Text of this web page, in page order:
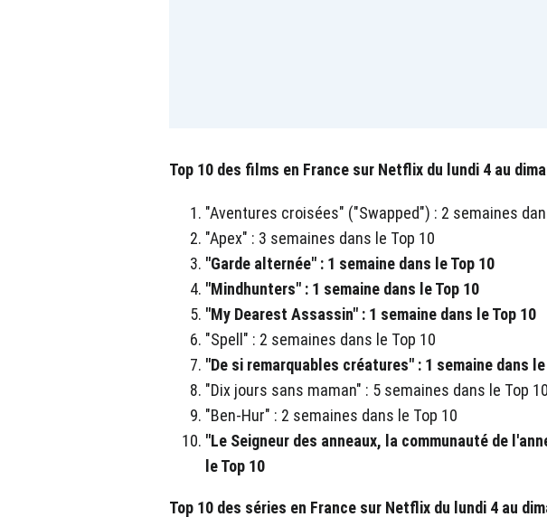
Top 10 des films en France sur Netflix du lundi 4 au
"Aventures croisées" ("Swapped") : 2 semaines
"Apex" : 3 semaines dans le Top 10
"Garde alternée" : 1 semaine dans le Top 10
"Mindhunters" : 1 semaine dans le Top 10
"My Dearest Assassin" : 1 semaine dans le Top 10
"Spell" : 2 semaines dans le Top 10
"De si remarquables créatures" : 1 semaine dans le
"Dix jours sans maman" : 5 semaines dans le Top 10
"Ben-Hur" : 2 semaines dans le Top 10
"Le Seigneur des anneaux, la communauté de
le Top 10
Top 10 des séries en France sur Netflix du lundi 4 au